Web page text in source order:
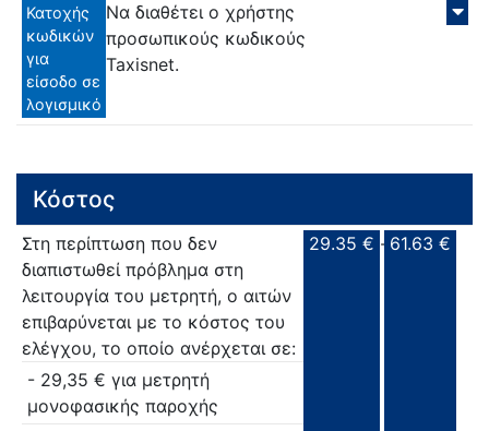
Κατοχής
κωδικών
για
είσοδο σε
λογισμικό
Να διαθέτει ο χρήστης
προσωπικούς κωδικούς
Taxisnet.
Κόστος
Στη περίπτωση που δεν
διαπιστωθεί πρόβλημα στη
λειτουργία του μετρητή, ο αιτών
επιβαρύνεται με το κόστος του
ελέγχου, το οποίο ανέρχεται σε:
- 29,35 € για μετρητή
μονοφασικής παροχής
29.35 € - 61.63 €